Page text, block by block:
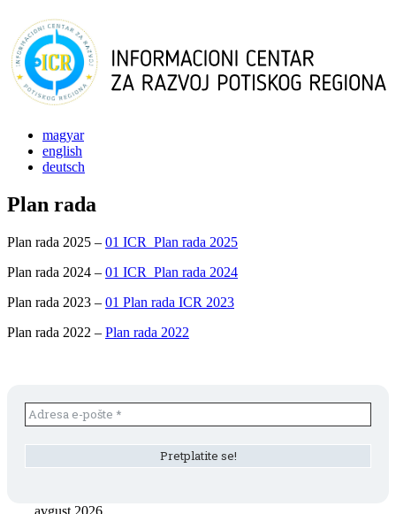
magyar
english
deutsch
Plan rada
Plan rada 2025 – 01 ICR_Plan rada 2025
Plan rada 2024 – 01 ICR_Plan rada 2024
Plan rada 2023 – 01 Plan rada ICR 2023
Plan rada 2022 – Plan rada 2022
avgust 2026.